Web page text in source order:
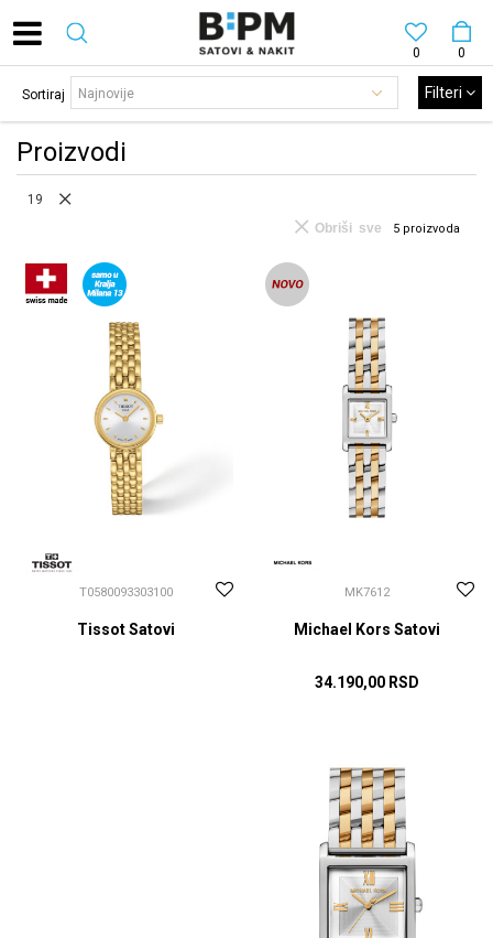
0
0
Proizvodi
Sortiraj Filteri
19
5 proizvoda
Obriši sve
T0580093303100
Tissot Satovi
MK7612
Michael Kors Satovi
34.190,00 RSD